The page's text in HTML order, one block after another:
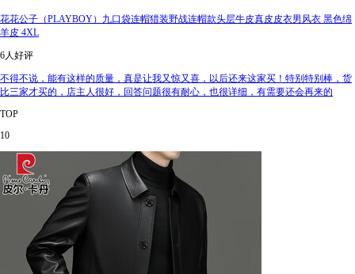
花花公子（PLAYBOY）九口袋连帽猎装野战连帽款头层牛皮真皮皮衣男风衣 黑色绵
羊皮 4XL
6人好评
不得不说，能有这样的质量，真是让我又惊又喜，以后还来这家买！特别特别棒，货
比三家才买的，店主人很好，回答问题很有耐心，也很详细，有需要还会再来的
TOP
10